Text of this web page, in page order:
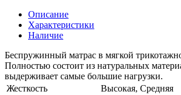
Описание
Характеристики
Наличие
Беспружинный матрас в мягкой
Полностью состоит из натуральных
выдерживает самые большие нагрузки.
Жесткость
Высокая, Средняя